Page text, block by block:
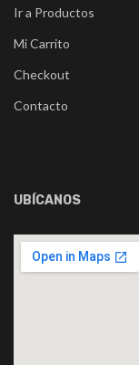
Ir a Productos
Mi Carrito
Checkout
Contacto
UBÍCANOS